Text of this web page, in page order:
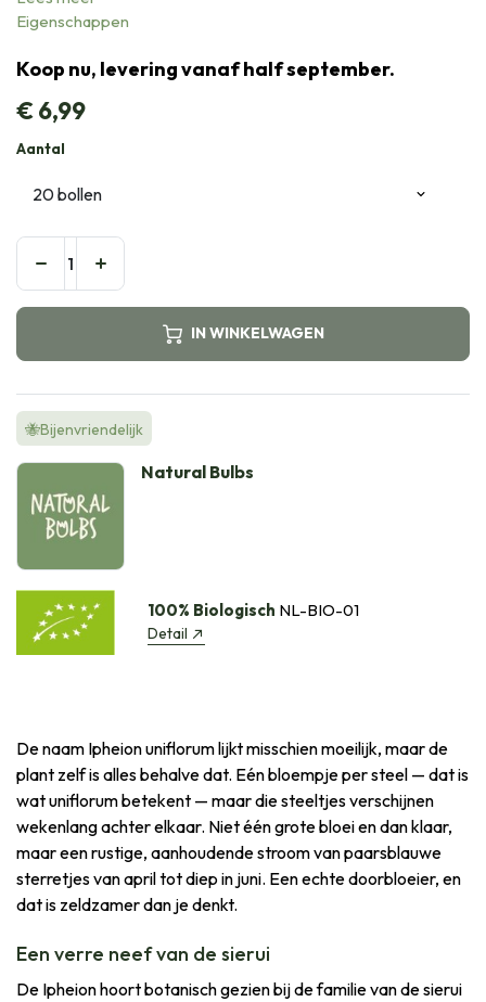
Eigenschappen
Koop nu, levering vanaf half september.
€6,99
Aantal
IN WINKELWAGEN
🐝Bijenvriendelijk
Natural Bulbs
100% Biologisch NL-BIO-01
Detail
De naam Ipheion uniflorum lijkt misschien moeilijk, maar de
plant zelf is alles behalve dat. Eén bloempje per steel — dat is
wat uniflorum betekent — maar die steeltjes verschijnen
wekenlang achter elkaar. Niet één grote bloei en dan klaar,
maar een rustige, aanhoudende stroom van paarsblauwe
sterretjes van april tot diep in juni. Een echte doorbloeier, en
dat is zeldzamer dan je denkt.
Een verre neef van de sierui
De Ipheion hoort botanisch gezien bij de familie van de sierui